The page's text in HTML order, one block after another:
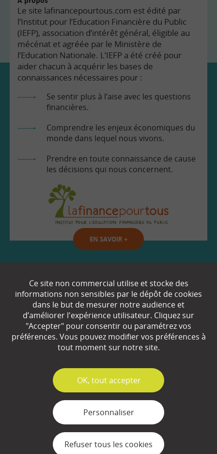
Le site lafinancepourtous.com est édité par
l’Institut pour l’Education Financière du Public
(IEFP), association d’intérêt général, éligible au
mécénat et agréée par le Ministère de
l’Education Nationale. L’IEFP a été créé pour
aider chacun à acquérir les bases de
connaissances nécessaires pour :
Se sentir plus à l’aise avec les questions
financières.
Comprendre les enjeux économiques du
monde dans lequel nous vivons.
Prendre en toute connaissance de cause
les décisions qui nous concernent.
EN SAVOIR +
Partenaires
Espace Presse
Plan du site
Mentions légales
Ce site non commercial utilise et stocke des
informations non sensibles par le dépôt de cookies
dans le but de mesurer notre audience et
d’améliorer l'expérience utilisateur. Cliquez sur
"Accepter" pour consentir ou paramétrez vos
préférences. Vous pouvez modifier vos préférences à
tout moment sur notre site.
✓
OK, tout accepter
Personnaliser
Refuser tous les cookies